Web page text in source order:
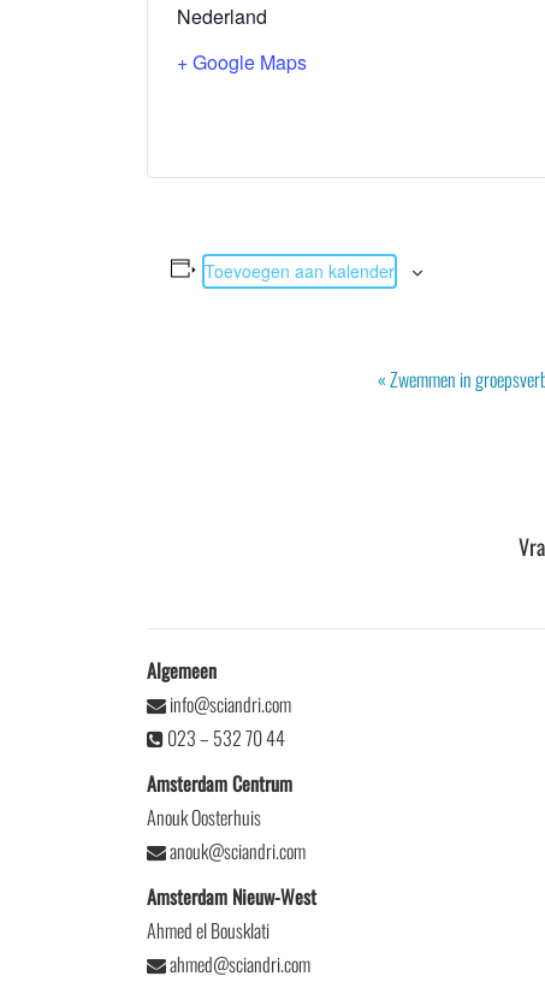
Nederland
+ Google Maps
Toevoegen aan kalender
«Zwemmen in
Algemeen
info@sciandri.com
023 – 532 70 44
Amsterdam Centrum
Anouk Oosterhuis
anouk@sciandri.com
Amsterdam Nieuw-West
Ahmed el Bousklati
ahmed@sciandri.com